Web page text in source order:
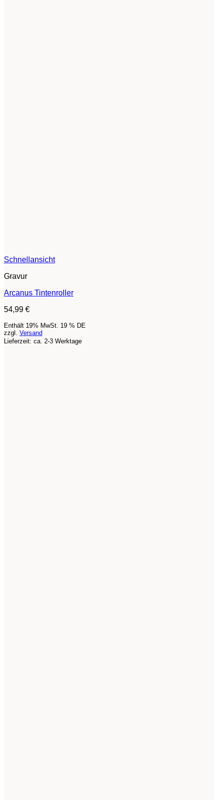
Schnellansicht
Gravur
Arcanus Tintenroller
54,99 €
Enthält 19% MwSt. 19 % DE
zzgl. Versand
Lieferzeit: ca. 2-3 Werktage